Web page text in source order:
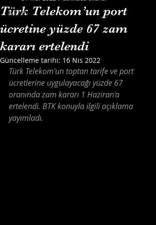
KİTAP
Türk Telekom’un port
ücretine yüzde 67 zam
kararı ertelendi
Güncelleme tarihi: 16 Nis 2022
Türk Telekom’un toptan tarife ve port
ücretlerine uygulayacağı yüzde 67
oranında zam kararı 1 Haziran'a
ertelendi. BTK konuyla ilgili açıklama
yayımladı.